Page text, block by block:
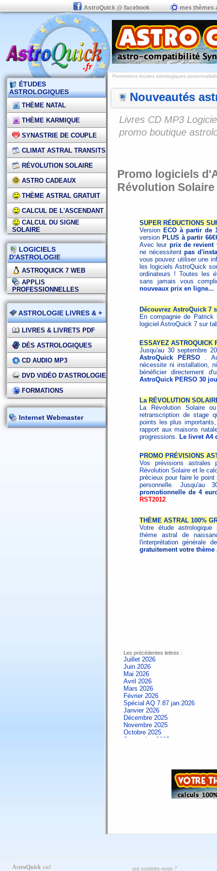
AstroQuick @ facebook mes thèmes
ÉTUDES
ASTROLOGIQUES
THÈME NATAL
THÈME KARMIQUE
SYNASTRIE DE COUPLE
CLIMAT ASTRAL TRANSITS
RÉVOLUTION SOLAIRE
ASTRO CADEAUX
THÈME ASTRAL GRATUIT
CALCUL DE L'ASCENDANT
CALCUL DU SIGNE
SOLAIRE
LOGICIELS
D'ASTROLOGIE
ASTROQUICK 7 WEB
APPLIS
PROFESSIONNELLES
ASTROLOGIE LIVRES & +
LIVRES & LIVRETS PDF
DÉS ASTROLOGIQUES
CD AUDIO MP3
DVD VIDÉO D'ASTROLOGIE
FORMATIONS
Internet Webmaster
Promotions études astrologiques
Nouveautés
Livres CD MP3
promo boutique
Promo logiciels
Révolution
SUPER RÉDUCTIONS
Version ECO à partir de
version PLUS à partir
Avec leur prix de revient
ne nécessitentpas
vous pouvez utiliser une
les logiciels AstroQuick
ordinateurs ! Toutes les
sans jamais vous
nouveaux prix en ligne...
Découvrez AstroQuick 7
En compagnie de
logiciel AstroQuick 7 sur
ESSAYEZ ASTROQUICK
Jusqu'au 30 septembre
AstroQuick PERSO .
nécessite ni installation,
bénéficier directement
AstroQuick PERSO 30
La RÉVOLUTION
La Révolution Solaire
retranscription de stage
points les plus
rapport aux maisons
progressions. Le livret A4
PROMO PRÉVISIONS
Vos prévisions astrales
Révolution Solaire et le
précieux pour faire le
personnelle. Jusqu'au
promotionnelle de 4
RST2012.
THÈME ASTRAL 100%
Votre étude astrologique
thème astral de
l'interprétation générale
gratuitement votre thème
Les précédentes lettres :
Juillet 2026
Juin 2026
Mai 2026
Avril 2026
Mars 2026
Février 2026
Spécial AQ 7.87 jan.2026
Janvier 2026
Décembre 2025
Novembre 2025
Octobre 2025
Septembre 2025
Spécial AQ 7.84 jan.2025
Septembre 2024
AstroQuick sarl qui sommes-nous ?